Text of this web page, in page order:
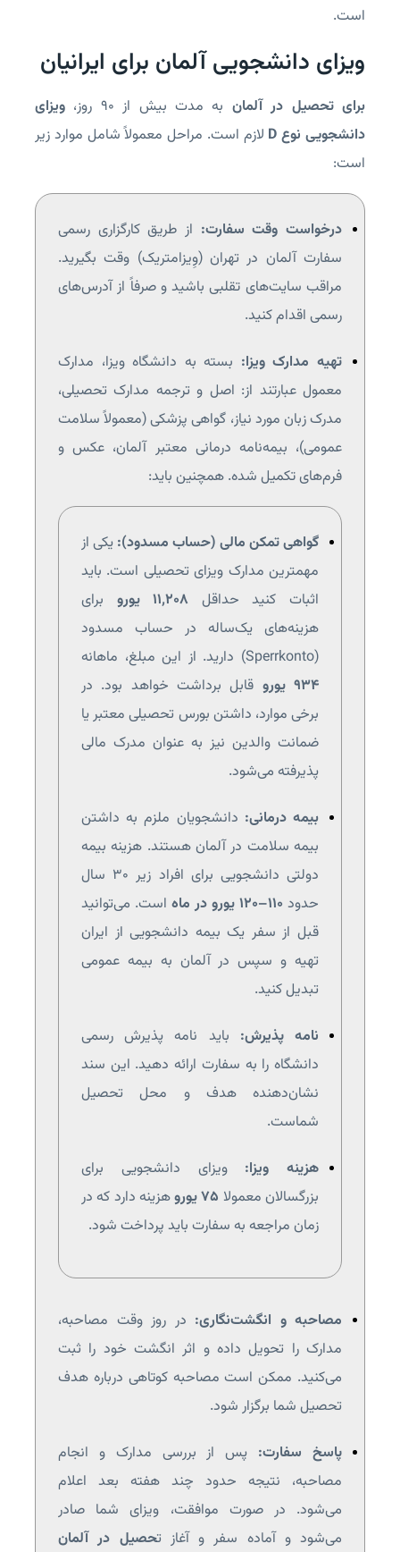
است.
ویزای دانشجویی آلمان برای ایرانیان
برای تحصیل در آلمان به مدت بیش از ۹۰ روز،
ویزای
دانشجویی نوع D
لازم است. مراحل معمولاً شامل موارد زیر
است:
درخواست وقت سفارت: از طریق کارگزاری رسمی
سفارت آلمان در تهران (وِیزامتریک) وقت بگیرید.
مراقب سایت‌های تقلبی باشید و صرفاً از آدرس‌های
رسمی اقدام کنید.
تهیه مدارک ویزا: بسته به دانشگاه ویزا، مدارک
معمول عبارتند از: اصل و ترجمه مدارک تحصیلی،
مدرک زبان مورد نیاز، گواهی پزشکی (معمولاً سلامت
عمومی)، بیمه‌نامه درمانی معتبر آلمان، عکس و
فرم‌های تکمیل شده. همچنین باید:
گواهی تمکن مالی (حساب مسدود): یکی از
مهمترین مدارک ویزای تحصیلی است. باید
اثبات کنید حداقل ۱۱٬۲۰۸ یورو
برای
هزینه‌های یک‌ساله در حساب مسدود
(Sperrkonto) دارید. از این مبلغ، ماهانه
۹۳۴ یورو
قابل برداشت خواهد بود. در
برخی موارد، داشتن بورس تحصیلی معتبر یا
ضمانت والدین نیز به عنوان مدرک مالی
پذیرفته می‌شود.
بیمه درمانی: دانشجویان ملزم به داشتن
بیمه سلامت در آلمان هستند. هزینه بیمه
دولتی دانشجویی برای افراد زیر ۳۰ سال
حدود ۱۱۰–۱۲۰ یورو در ماه
است. می‌توانید
قبل از سفر یک بیمه دانشجویی از ایران
تهیه و سپس در آلمان به بیمه عمومی
تبدیل کنید.
نامه پذیرش: باید نامه پذیرش رسمی
دانشگاه را به سفارت ارائه دهید. این سند
نشان‌دهنده هدف و محل تحصیل
شماست.
هزینه ویزا: ویزای دانشجویی برای
بزرگسالان معمولا ۷۵ یورو
هزینه دارد که در
زمان مراجعه به سفارت باید پرداخت شود.
مصاحبه و انگشت‌نگاری: در روز وقت مصاحبه،
مدارک را تحویل داده و اثر انگشت خود را ثبت
می‌کنید. ممکن است مصاحبه کوتاهی درباره هدف
تحصیل شما برگزار شود.
پاسخ سفارت: پس از بررسی مدارک و انجام
مصاحبه، نتیجه حدود چند هفته بعد اعلام
می‌شود. در صورت موافقت، ویزای شما صادر
می‌شود و آماده سفر و آغاز تحصیل در آلمان